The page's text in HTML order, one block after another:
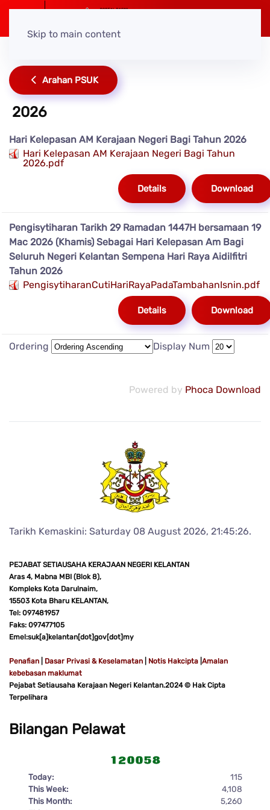
Skip to main content
Arahan PSUK
2026
Hari Kelepasan AM Kerajaan Negeri Bagi Tahun 2026
Hari Kelepasan AM Kerajaan Negeri Bagi Tahun
2026.pdf
Download
Details
Pengisytiharan Tarikh 29 Ramadan 1447H bersamaan 19
Mac 2026 (Khamis) Sebagai Hari Kelepasan Am Bagi
Seluruh Negeri Kelantan Sempena Hari Raya Aidilfitri
Tahun 2026
PengisytiharanCutiHariRayaPadaTambahanIsnin.pdf
Download
Details
Ordering Display Num
Powered by Phoca Download
Tarikh Kemaskini: Saturday 08 August 2026, 21:45:26.
PEJABAT SETIAUSAHA KERAJAAN NEGERI KELANTAN
Aras 4, Mabna MBI (Blok 8),
Kompleks Kota Darulnaim,
15503 Kota Bharu KELANTAN,
Tel: 097481957
Faks: 097477105
Emel:suk[a]kelantan[dot]gov[dot]my
Penafian Dasar Privasi & Keselamatan Notis Hakcipta Amalan
kebebasan maklumat
Pejabat Setiausaha Kerajaan Negeri Kelantan.2024 © Hak Cipta
Terpelihara
Bilangan Pelawat
Today:
115
This Week:
4,108
This Month:
5,260